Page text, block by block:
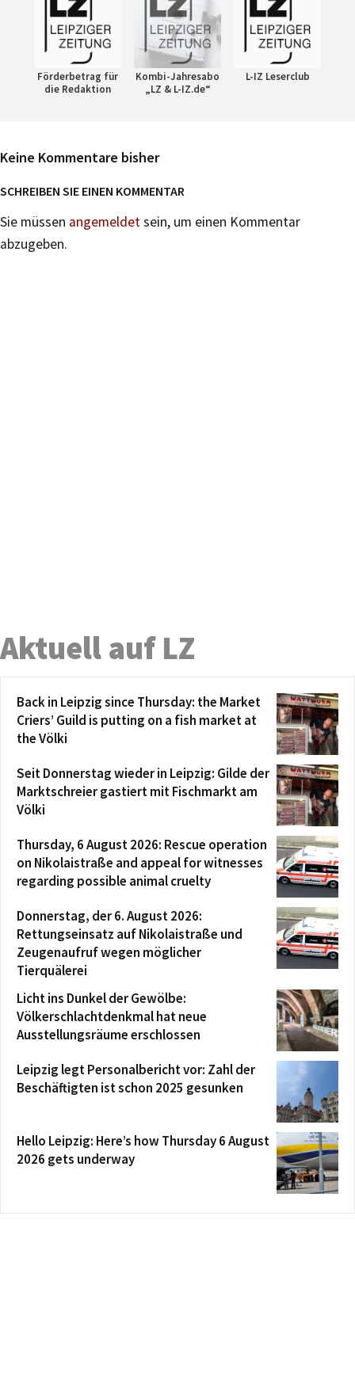
Förderbetrag für
die Redaktion
Kombi-Jahresabo
„LZ & L-IZ.de“
L-IZ Leserclub
Keine Kommentare bisher
SCHREIBEN SIE EINEN KOMMENTAR
Sie müssen angemeldetsein, um einen Kommentar
abzugeben.
Aktuell auf LZ
Back in Leipzig since Thursday: the Market
Criers’ Guild is putting on a fish market at
the Völki
Seit Donnerstag wieder in Leipzig: Gilde der
Marktschreier gastiert mit Fischmarkt am
Völki
Thursday, 6 August 2026: Rescue operation
on Nikolaistraße and appeal for witnesses
regarding possible animal cruelty
Donnerstag, der 6. August 2026:
Rettungseinsatz auf Nikolaistraße und
Zeugenaufruf wegen möglicher
Tierquälerei
Licht ins Dunkel der Gewölbe:
Völkerschlachtdenkmal hat neue
Ausstellungsräume erschlossen
Leipzig legt Personalbericht vor: Zahl der
Beschäftigten ist schon 2025 gesunken
Hello Leipzig: Here’s how Thursday 6 August
2026 gets underway